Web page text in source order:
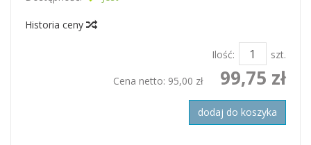
Historia ceny
Ilość:
szt.
Cena netto: 95,00 zł 99,75 zł
dodaj do koszyka